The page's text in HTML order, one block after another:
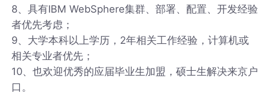
8、具有IBM WebSphere集群、部署、配置、开发经验
者优先考虑；
9、大学本科以上学历，2年相关工作经验，计算机或
相关专业者优先；
10、也欢迎优秀的应届毕业生加盟，硕士生解决来京户
口。